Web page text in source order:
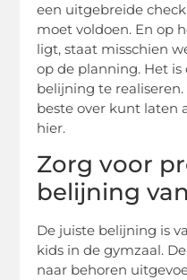
een uitgebreide
moet voldoen. En op
ligt, staat misschien
op de planning. Het
belijning te
beste over kunt laten
hier.
Zorg voor
belijning
De juiste belijning is
kids in de gymzaal.
naar behoren